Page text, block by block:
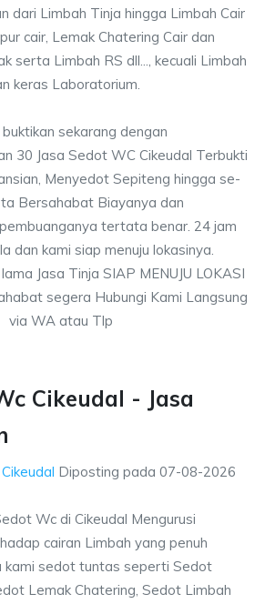
dari Limbah Tinja hingga Limbah Cair
cair, Lemak Chatering Cair dan
serta Limbah RS dll..., kecuali Limbah
keras Laboratorium.
sekarang dengan
30 Jasa Sedot WC Cikeudal Terbukti
Menyedot Sepiteng hingga se-
Bersahabat Biayanya dan
tertata benar. 24 jam
dan kami siap menuju lokasinya.
Jasa Tinja SIAP MENUJU LOKASI
segera Hubungi Kami Langsung
via WA atau Tlp
Cikeudal - Jasa
Diposting pada 07-08-2026
Wc di Cikeudal Mengurusi
cairan Limbah yang penuh
kami sedot tuntas seperti Sedot
Lemak Chatering, Sedot Limbah